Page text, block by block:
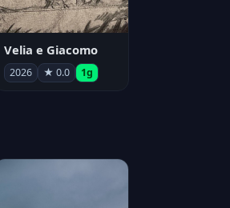
Velia e Giacomo
2026 ★ 0.0 1g